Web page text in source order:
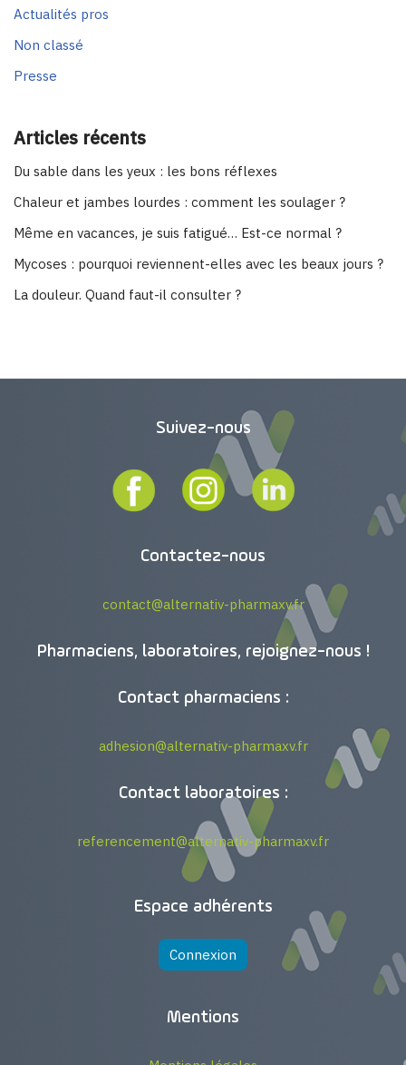
Actualités pros
Non classé
Presse
Articles récents
Du sable dans les yeux : les bons réflexes
Chaleur et jambes lourdes : comment les soulager ?
Même en vacances, je suis fatigué… Est-ce normal ?
Mycoses : pourquoi reviennent-elles avec les beaux jours ?
La douleur. Quand faut-il consulter ?
Suivez-nous
Contactez-nous
contact@alternativ-pharmaxv.fr
Pharmaciens, laboratoires, rejoignez-nous !
Contact pharmaciens :
adhesion@alternativ-pharmaxv.fr
Contact laboratoires :
referencement@alternativ-pharmaxv.fr
Espace adhérents
Connexion
Mentions